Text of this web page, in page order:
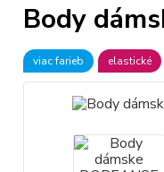
Body
viac farieb elastické